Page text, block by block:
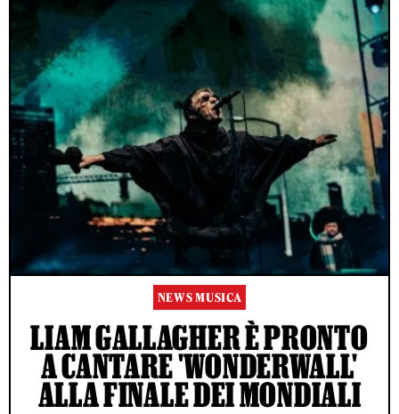
NEWS MUSICA
LIAM GALLAGHER È PRONTO
A CANTARE 'WONDERWALL'
ALLA FINALE DEI MONDIALI